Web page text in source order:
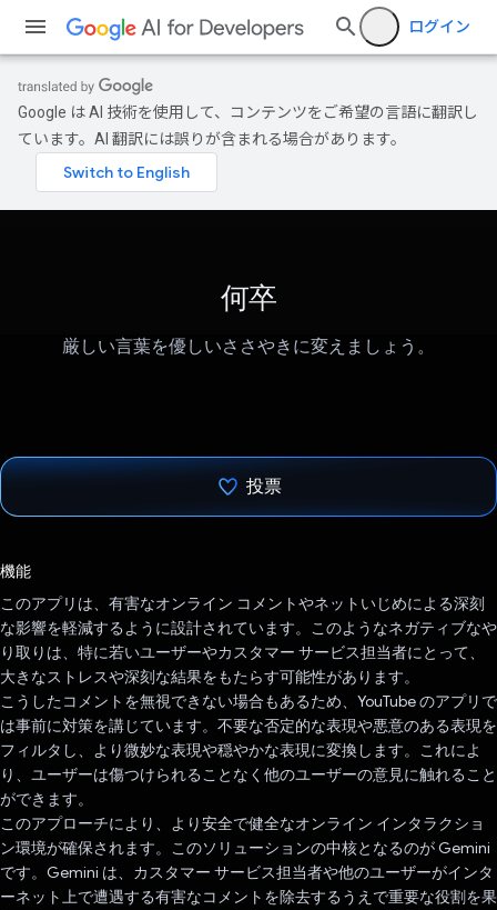
ログイン
Google は AI 技術を使用して、コンテンツをご希望の言語に翻訳し
ています。AI 翻訳には誤りが含まれる場合があります。
何卒
厳しい言葉を優しいささやきに変えましょう。
投票
機能
このアプリは、有害なオンライン コメントやネットいじめによる深刻
な影響を軽減するように設計されています。このようなネガティブなや
り取りは、特に若いユーザーやカスタマー サービス担当者にとって、
大きなストレスや深刻な結果をもたらす可能性があります。
こうしたコメントを無視できない場合もあるため、YouTube のアプリで
は事前に対策を講じています。不要な否定的な表現や悪意のある表現を
フィルタし、より微妙な表現や穏やかな表現に変換します。これによ
り、ユーザーは傷つけられることなく他のユーザーの意見に触れること
ができます。
このアプローチにより、より安全で健全なオンライン インタラクショ
ン環境が確保されます。このソリューションの中核となるのが Gemini
です。Gemini は、カスタマー サービス担当者や他のユーザーがインタ
ーネット上で遭遇する有害なコメントを除去するうえで重要な役割を果